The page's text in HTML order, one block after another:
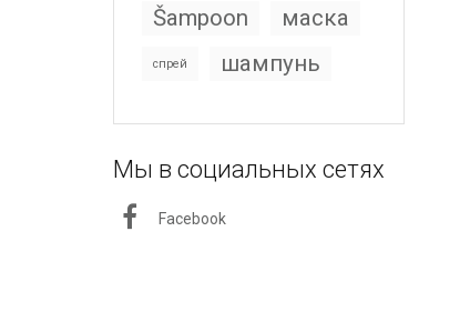
Šampoon маска
спрей шампунь
Мы в социальных сетях
Facebook